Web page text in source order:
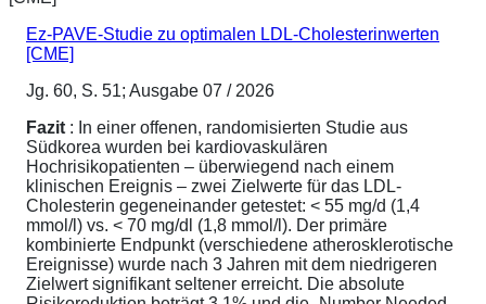
Ez-PAVE-Studie zu optimalen LDL-Cholesterinwerten
[CME]
Jg. 60, S. 51; Ausgabe 07 / 2026
Fazit : In einer offenen, randomisierten Studie aus
Südkorea wurden bei kardiovaskulären
Hochrisikopatienten – überwiegend nach einem
klinischen Ereignis – zwei Zielwerte für das LDL-
Cholesterin gegeneinander getestet: < 55 mg/d (1,4
mmol/l) vs. < 70 mg/dl (1,8 mmol/l). Der primäre
kombinierte Endpunkt (verschiedene atherosklerotische
Ereignisse) wurde nach 3 Jahren mit dem niedrigeren
Zielwert signifikant seltener erreicht. Die absolute